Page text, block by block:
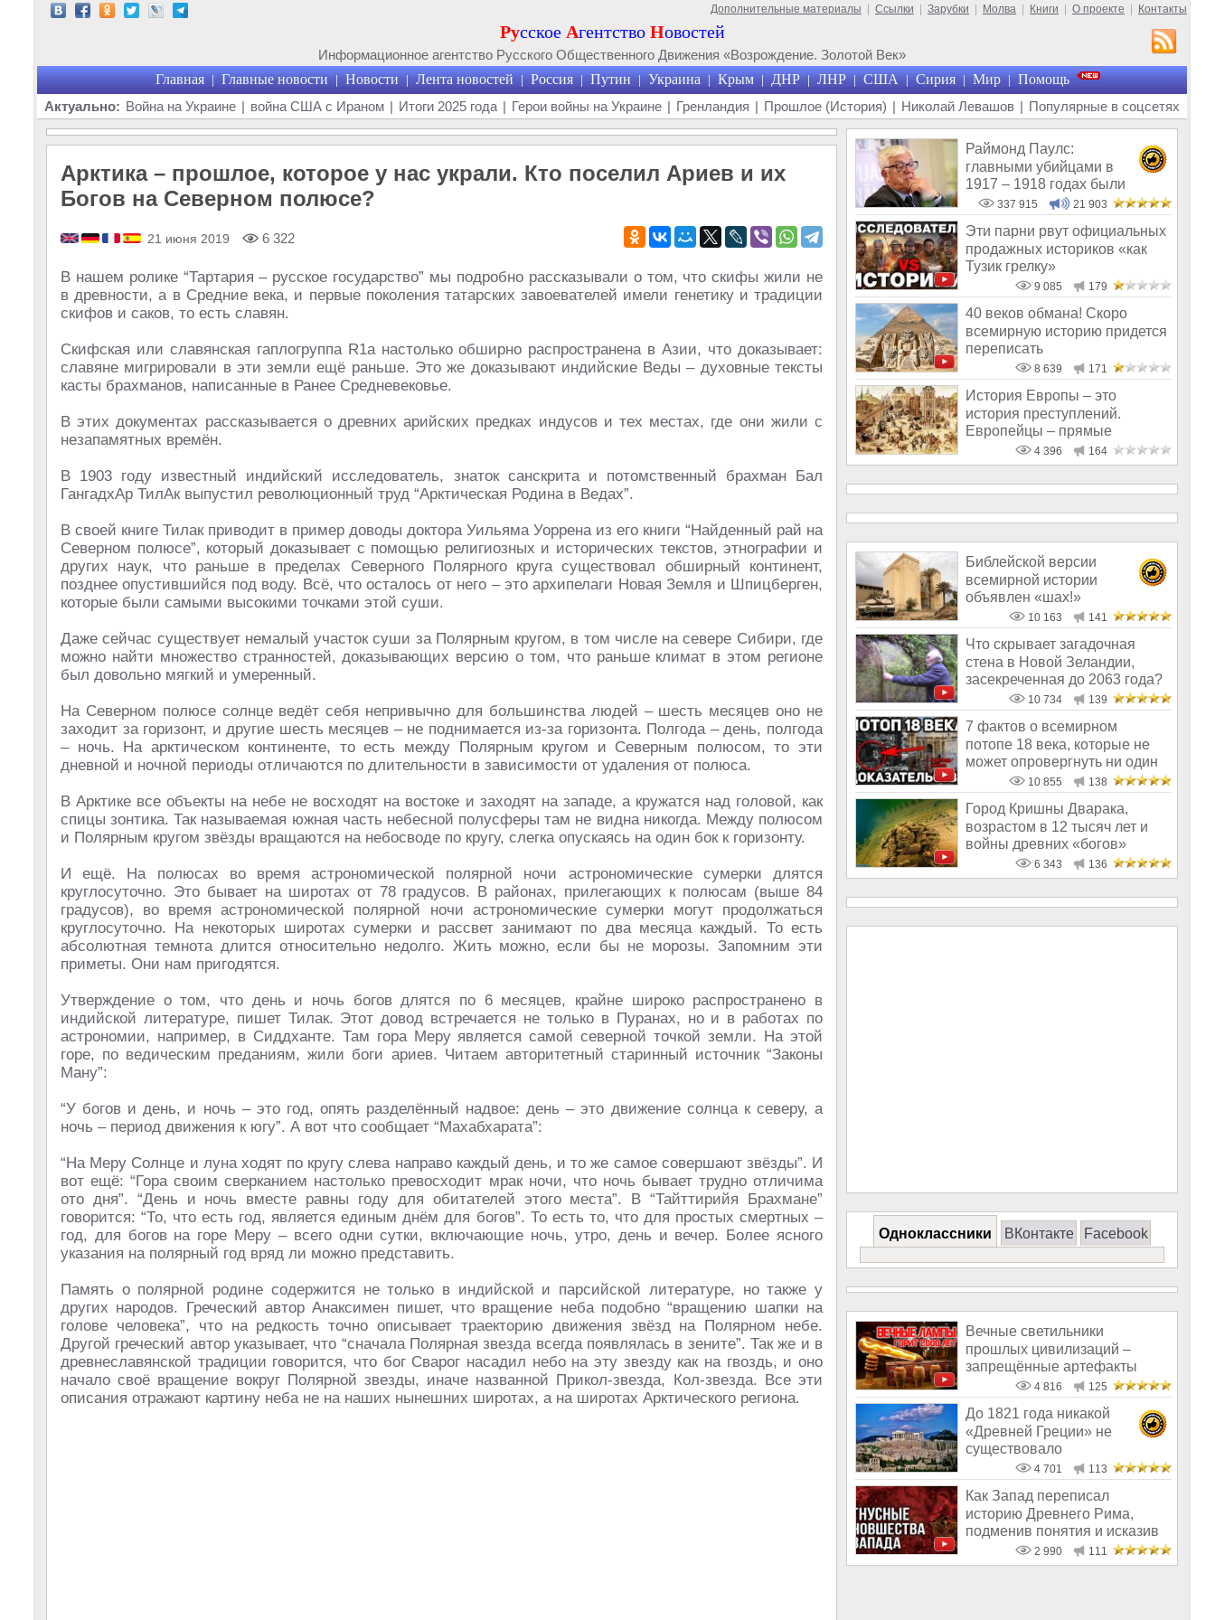
Дополнительные материалы Ссылки Зарубки Молва Книги О проекте Контакты
Русское Агентство Новостей
Информационное агентство Русского Общественного Движения «Возрождение. Золотой Век»
Главная | Главные новости | Новости | Лента новостей | Россия | Путин | Украина | Крым | ДНР | ЛНР | США | Сирия | Мир | Помощь
Актуально: Война на Украине | война США с Ираном | Итоги 2025 года | Герои войны на Украине | Гренландия | Прошлое (История) | Николай Левашов | Популярные в соцсетях
Арктика – прошлое, которое у нас украли. Кто поселил Ариев и их
Богов на Северном полюсе?
21 июня 2019 6 322
В нашем ролике “Тартария – русское государство” мы подробно рассказывали о том, что скифы жили не
в древности, а в Средние века, и первые поколения татарских завоевателей имели генетику и традиции
скифов и саков, то есть славян.
Скифская или славянская гаплогруппа R1a настолько обширно распространена в Азии, что доказывает:
славяне мигрировали в эти земли ещё раньше. Это же доказывают индийские Веды – духовные тексты
касты брахманов, написанные в Ранее Средневековье.
В этих документах рассказывается о древних арийских предках индусов и тех местах, где они жили с
незапамятных времён.
В 1903 году известный индийский исследователь, знаток санскрита и потомственный брахман Бал
ГангадхАр ТилАк выпустил революционный труд “Арктическая Родина в Ведах”.
В своей книге Тилак приводит в пример доводы доктора Уильяма Уоррена из его книги “Найденный рай на
Северном полюсе”, который доказывает с помощью религиозных и исторических текстов, этнографии и
других наук, что раньше в пределах Северного Полярного круга существовал обширный континент,
позднее опустившийся под воду. Всё, что осталось от него – это архипелаги Новая Земля и Шпицберген,
которые были самыми высокими точками этой суши.
Даже сейчас существует немалый участок суши за Полярным кругом, в том числе на севере Сибири, где
можно найти множество странностей, доказывающих версию о том, что раньше климат в этом регионе
был довольно мягкий и умеренный.
На Северном полюсе солнце ведёт себя непривычно для большинства людей – шесть месяцев оно не
заходит за горизонт, и другие шесть месяцев – не поднимается из-за горизонта. Полгода – день, полгода
– ночь. На арктическом континенте, то есть между Полярным кругом и Северным полюсом, то эти
дневной и ночной периоды отличаются по длительности в зависимости от удаления от полюса.
В Арктике все объекты на небе не восходят на востоке и заходят на западе, а кружатся над головой, как
спицы зонтика. Так называемая южная часть небесной полусферы там не видна никогда. Между полюсом
и Полярным кругом звёзды вращаются на небосводе по кругу, слегка опускаясь на один бок к горизонту.
И ещё. На полюсах во время астрономической полярной ночи астрономические сумерки длятся
круглосуточно. Это бывает на широтах от 78 градусов. В районах, прилегающих к полюсам (выше 84
градусов), во время астрономической полярной ночи астрономические сумерки могут продолжаться
круглосуточно. На некоторых широтах сумерки и рассвет занимают по два месяца каждый. То есть
абсолютная темнота длится относительно недолго. Жить можно, если бы не морозы. Запомним эти
приметы. Они нам пригодятся.
Утверждение о том, что день и ночь богов длятся по 6 месяцев, крайне широко распространено в
индийской литературе, пишет Тилак. Этот довод встречается не только в Пуранах, но и в работах по
астрономии, например, в Сиддханте. Там гора Меру является самой северной точкой земли. На этой
горе, по ведическим преданиям, жили боги ариев. Читаем авторитетный старинный источник “Законы
Ману”:
“У богов и день, и ночь – это год, опять разделённый надвое: день – это движение солнца к северу, а
ночь – период движения к югу”. А вот что сообщает “Махабхарата”:
“На Меру Солнце и луна ходят по кругу слева направо каждый день, и то же самое совершают звёзды”. И
вот ещё: “Гора своим сверканием настолько превосходит мрак ночи, что ночь бывает трудно отличима
ото дня”. “День и ночь вместе равны году для обитателей этого места”. В “Тайттирийя Брахмане”
говорится: “То, что есть год, является единым днём для богов”. То есть то, что для простых смертных –
год, для богов на горе Меру – всего одни сутки, включающие ночь, утро, день и вечер. Более ясного
указания на полярный год вряд ли можно представить.
Память о полярной родине содержится не только в индийской и парсийской литературе, но также у
других народов. Греческий автор Анаксимен пишет, что вращение неба подобно “вращению шапки на
голове человека”, что на редкость точно описывает траекторию движения звёзд на Полярном небе.
Другой греческий автор указывает, что “сначала Полярная звезда всегда появлялась в зените”. Так же и в
древнеславянской традиции говорится, что бог Сварог насадил небо на эту звезду как на гвоздь, и оно
начало своё вращение вокруг Полярной звезды, иначе названной Прикол-звезда, Кол-звезда. Все эти
описания отражают картину неба не на наших нынешних широтах, а на широтах Арктического региона.
Раймонд Паулс:
главными убийцами в
1917 – 1918 годах были
латыши и евреи, а не русс
337 915 21 903
Эти парни рвут официальных
продажных историков «как
Тузик грелку»
9 085 179
40 веков обмана! Скоро
всемирную историю придется
переписать
8 639 171
История Европы – это
история преступлений.
Европейцы – прямые
наследники насильнико
4 396 164
Библейской версии
всемирной истории
объявлен «шах!»
10 163 141
Что скрывает загадочная
стена в Новой Зеландии,
засекреченная до 2063 года?
10 734 139
7 фактов о всемирном
потопе 18 века, которые не
может опровергнуть ни один
историк
10 855 138
Город Кришны Дварака,
возрастом в 12 тысяч лет и
войны древних «богов»
6 343 136
Одноклассники ВКонтакте Facebook
Вечные светильники
прошлых цивилизаций –
запрещённые артефакты
4 816 125
До 1821 года никакой
«Древней Греции» не
существовало
4 701 113
Как Запад переписал
историю Древнего Рима,
подменив понятия и исказив
2 990 111